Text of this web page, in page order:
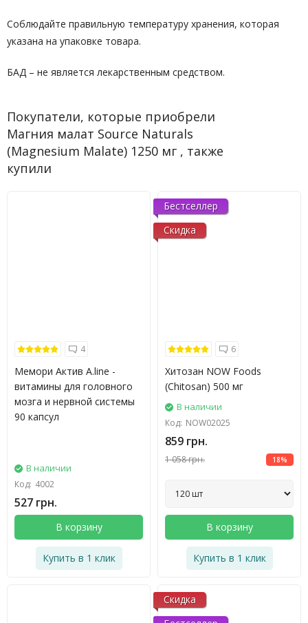
Соблюдайте правильную температуру хранения, которая
указана на упаковке товара.
БАД – не является лекарственным средством.
Покупатели, которые приобрели
Магния малат Source Naturals
(Magnesium Malate) 1250 мг , также
купили
4
Мемори Актив A.line -
витамины для головного
мозга и нервной системы
90 капсул
В наличии
Код: 4002
527 грн.
В корзину
Купить в 1 клик
Бестселлер
Скидка
6
Хитозан NOW Foods
(Chitosan) 500 мг
В наличии
Код: NOW02025
859 грн.
1 058 грн. 18%
В корзину
Купить в 1 клик
Скидка